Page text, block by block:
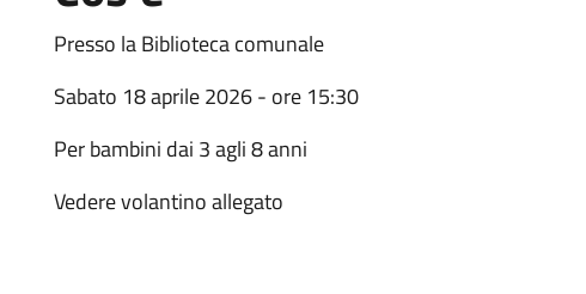
Presso la Biblioteca comunale
Sabato 18 aprile 2026 - ore 15:30
Per bambini dai 3 agli 8 anni
Vedere volantino allegato